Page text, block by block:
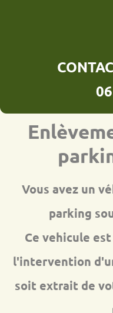
06
Vous avez un
parking
Ce vehicule
l'intervention
soit extrait de